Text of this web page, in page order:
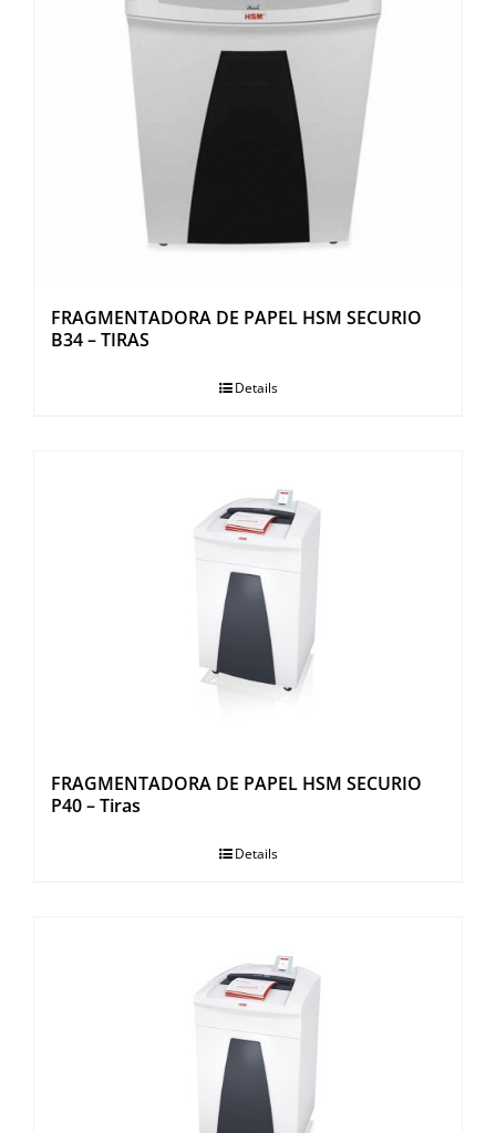
FRAGMENTADORA DE PAPEL HSM SECURIO
B34 – TIRAS
Details
FRAGMENTADORA DE PAPEL HSM SECURIO
P40 – Tiras
Details